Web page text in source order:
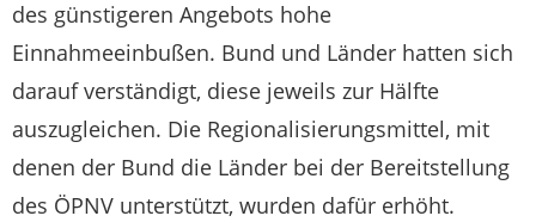
des günstigeren Angebots hohe
Einnahmeeinbußen. Bund und Länder hatten sich
darauf verständigt, diese jeweils zur Hälfte
auszugleichen. Die Regionalisierungsmittel, mit
denen der Bund die Länder bei der Bereitstellung
des ÖPNV unterstützt, wurden dafür erhöht.